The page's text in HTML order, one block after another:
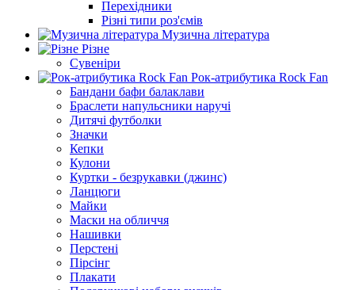
Перехідники
Різні типи роз'ємів
Музична література
Різне
Сувеніри
Рок-атрибутика Rock Fan
Бандани бафи балаклави
Браслети напульсники наручі
Дитячі футболки
Значки
Кепки
Кулони
Куртки - безрукавки (джинс)
Ланцюги
Майки
Маски на обличчя
Нашивки
Перстені
Пірсінг
Плакати